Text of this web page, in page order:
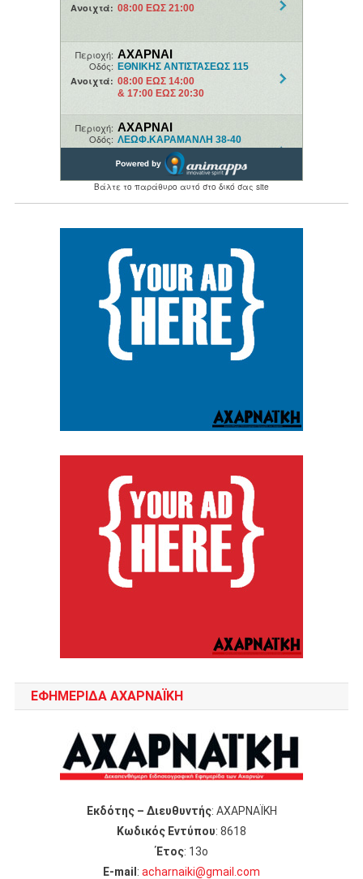
ΕΦΗΜΕΡΙΔΑ ΑΧΑΡΝΑΪΚΗ
Εκδότης – Διευθυντής: ΑΧΑΡΝΑΪΚΗ
Κωδικός Εντύπου: 8618
Έτος: 13ο
Ε-mail : acharnaiki@gmail.com